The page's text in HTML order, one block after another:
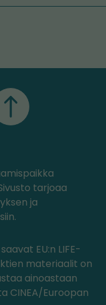
tarjoaa
ja
EU:n LIFE-
materiaalit on
ainoastaan
CINEA/Euroopan